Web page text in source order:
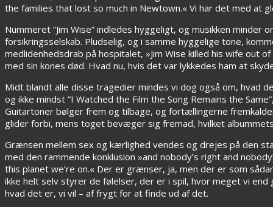
the families that lost so much in Newtown.« Vi har det med at
Nummeret ”Jim Wise” indledes hyggeligt, og musikken
forsikringsselskab. Pludselig, og i samme hyggelige tone,
medlidenhedsdrab på hospitalet, »Jim Wise killed his wife out
med sin kones død. Hvad nu, hvis det var lykkedes ham at
Midt blandt alle disse tragedier mindes vi dog også om, hvad
og ikke mindst ”I Watched the Film the Song Remains the
Guitartoner bølger frem og tilbage, og fortællingerne
glider forbi, mens toget bevæger sig fremad, hvilket
Grænsen mellem sex og kærlighed vendes og drejes på den
med den rammende konklusion »and nobody’s right and
this planet we’re on.« Der er grænser, ja, men der er som
ikke helt selv styrer de følelser, der er i spil, hvor meget vi
hvad det er, vi vil – af frygt for at finde ud af det.